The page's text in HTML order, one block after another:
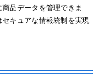
品データを管理できま
キュアな情報統制を実現